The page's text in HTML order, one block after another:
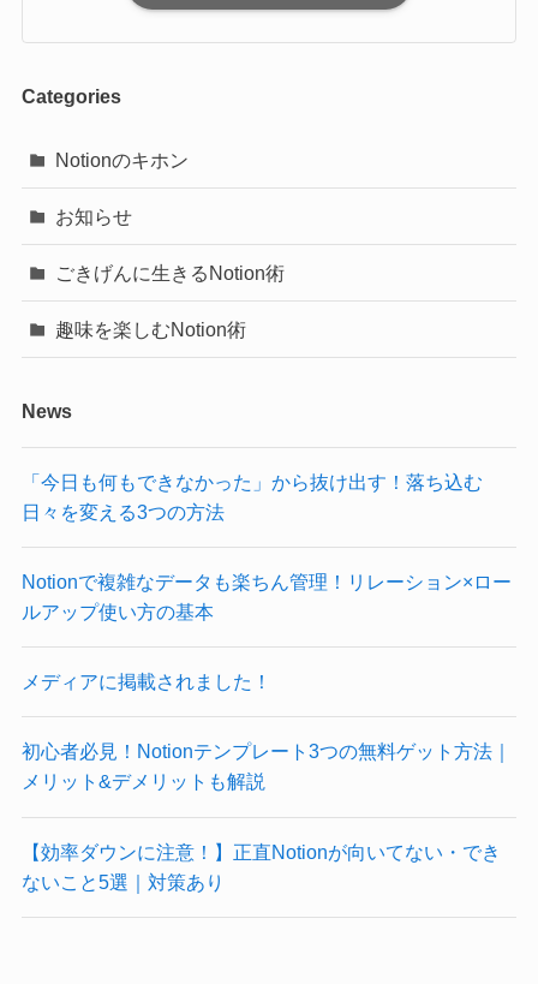
Categories
Notionのキホン
お知らせ
ごきげんに生きるNotion術
趣味を楽しむNotion術
News
「今日も何もできなかった」から抜け出す！落ち込む
日々を変える3つの方法
Notionで複雑なデータも楽ちん管理！リレーション×ロー
ルアップ使い方の基本
メディアに掲載されました！
初心者必見！Notionテンプレート3つの無料ゲット方法｜
メリット&デメリットも解説
【効率ダウンに注意！】正直Notionが向いてない・でき
ないこと5選｜対策あり